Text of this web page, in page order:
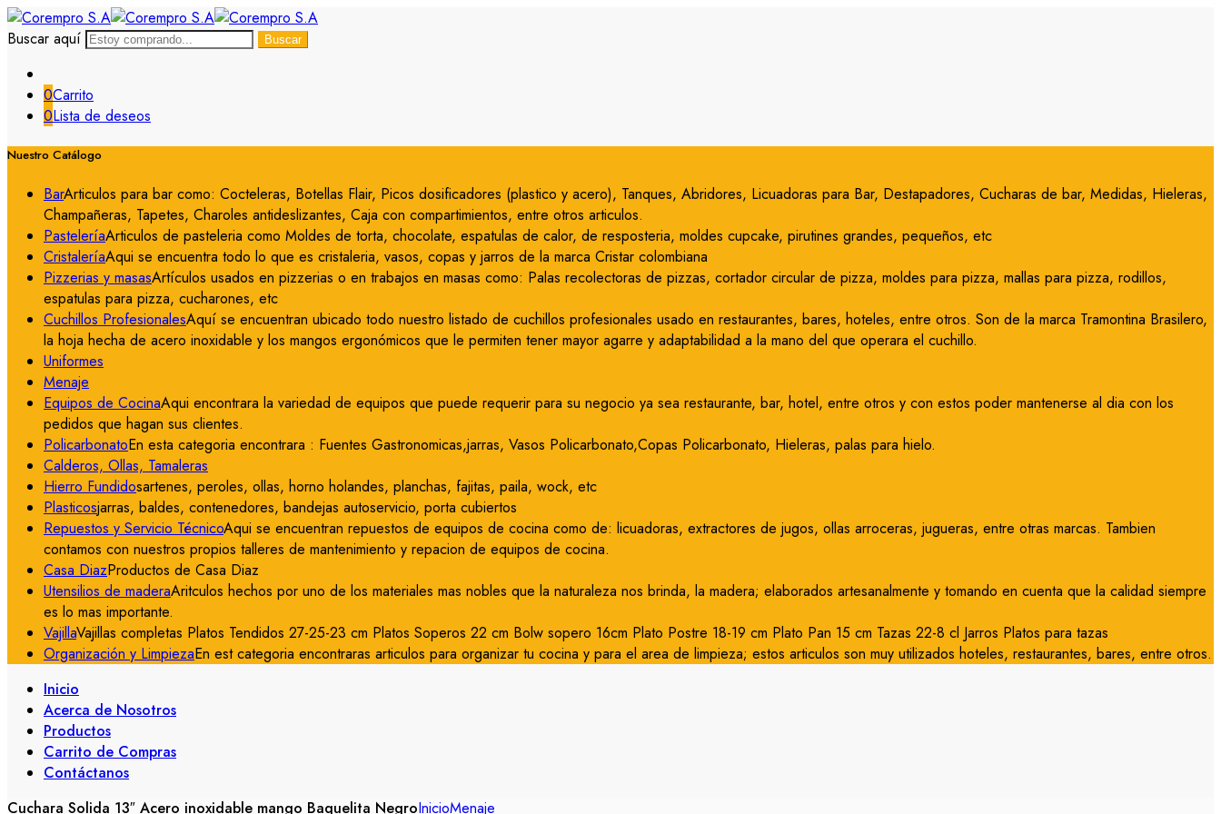
Buscar aquí Buscar
0Carrito
0Lista de deseos
Nuestro Catálogo
BarArticulos para bar como: Cocteleras, Botellas Flair, Picos dosificadores (plastico y acero), Tanques, Abridores, Licuadoras para Bar, Destapadores, Cucharas de bar, Medidas, Hieleras,
Champañeras, Tapetes, Charoles antideslizantes, Caja con compartimientos, entre otros articulos.
PasteleríaArticulos de pasteleria como Moldes de torta, chocolate, espatulas de calor, de resposteria, moldes cupcake, pirutines grandes, pequeños, etc
CristaleríaAqui se encuentra todo lo que es cristaleria, vasos, copas y jarros de la marca Cristar colombiana
Pizzerias y masasArtículos usados en pizzerias o en trabajos en masas como: Palas recolectoras de pizzas, cortador circular de pizza, moldes para pizza, mallas para pizza, rodillos,
espatulas para pizza, cucharones, etc
Cuchillos ProfesionalesAquí se encuentran ubicado todo nuestro listado de cuchillos profesionales usado en restaurantes, bares, hoteles, entre otros. Son de la marca Tramontina Brasilero,
la hoja hecha de acero inoxidable y los mangos ergonómicos que le permiten tener mayor agarre y adaptabilidad a la mano del que operara el cuchillo.
Uniformes
Menaje
Equipos de CocinaAqui encontrara la variedad de equipos que puede requerir para su negocio ya sea restaurante, bar, hotel, entre otros y con estos poder mantenerse al dia con los
pedidos que hagan sus clientes.
PolicarbonatoEn esta categoria encontrara : Fuentes Gastronomicas,jarras, Vasos Policarbonato,Copas Policarbonato, Hieleras, palas para hielo.
Calderos, Ollas, Tamaleras
Hierro Fundidosartenes, peroles, ollas, horno holandes, planchas, fajitas, paila, wock, etc
Plasticosjarras, baldes, contenedores, bandejas autoservicio, porta cubiertos
Repuestos y Servicio TécnicoAqui se encuentran repuestos de equipos de cocina como de: licuadoras, extractores de jugos, ollas arroceras, jugueras, entre otras marcas. Tambien
contamos con nuestros propios talleres de mantenimiento y repacion de equipos de cocina.
Casa DiazProductos de Casa Diaz
Utensilios de maderaAritculos hechos por uno de los materiales mas nobles que la naturaleza nos brinda, la madera; elaborados artesanalmente y tomando en cuenta que la calidad siempre
es lo mas importante.
VajillaVajillas completas Platos Tendidos 27-25-23 cm Platos Soperos 22 cm Bolw sopero 16cm Plato Postre 18-19 cm Plato Pan 15 cm Tazas 22-8 cl Jarros Platos para tazas
Organización y LimpiezaEn est categoria encontraras articulos para organizar tu cocina y para el area de limpieza; estos articulos son muy utilizados hoteles, restaurantes, bares, entre otros.
Inicio
Acerca de Nosotros
Productos
Carrito de Compras
Contáctanos
Cuchara Solida 13″ Acero inoxidable mango Baquelita NegroInicioMenaje